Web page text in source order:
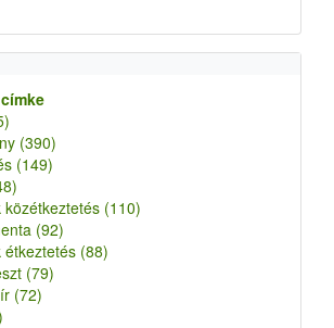
(390)
(149)
közétkeztetés (110)
(92)
étkeztetés (88)
(79)
(72)